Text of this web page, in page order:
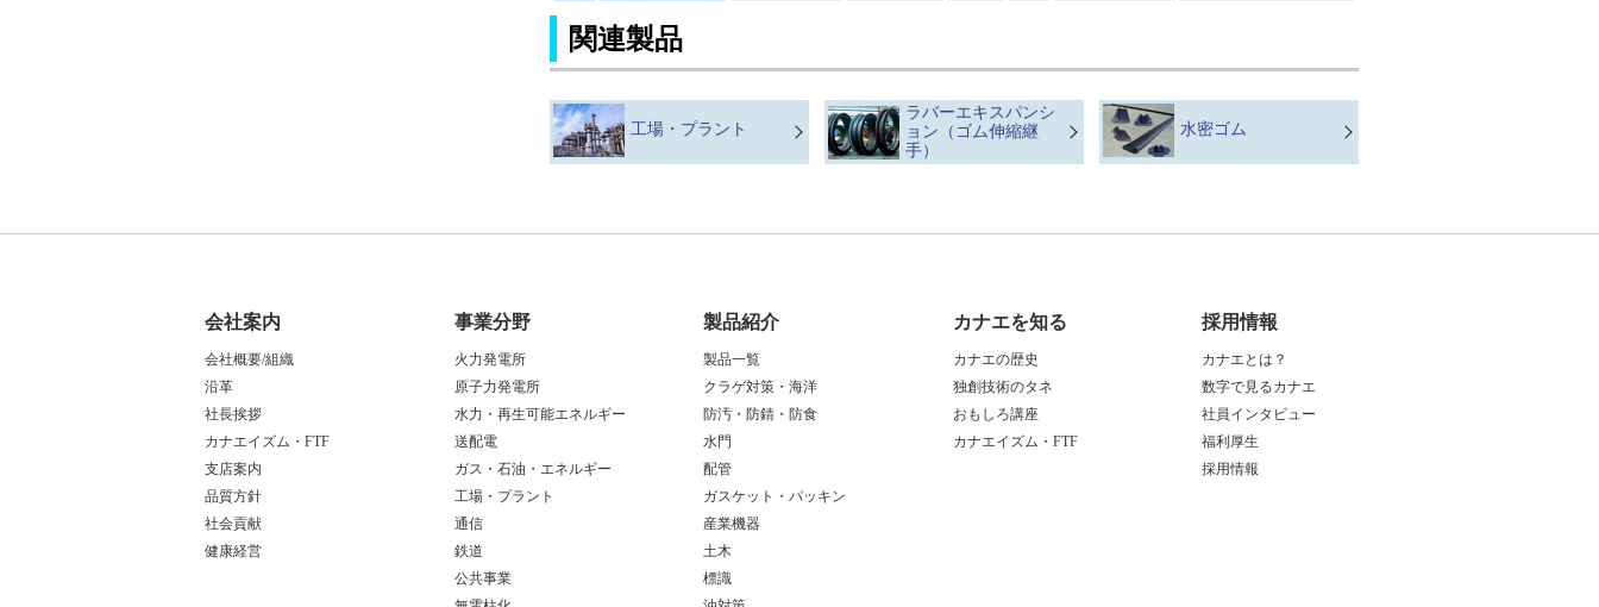
関連製品
工場・プラント
ラバーエキスパンシ
ョン（ゴム伸縮継
手）
水密ゴム
会社案内
会社概要/組織
沿革
社長挨拶
カナエイズム・FTF
支店案内
品質方針
社会貢献
健康経営
事業分野
火力発電所
原子力発電所
水力・再生可能エネルギー
送配電
ガス・石油・エネルギー
工場・プラント
通信
鉄道
公共事業
製品紹介
製品一覧
クラゲ対策・海洋
防汚・防錆・防食
水門
配管
ガスケット・パッキン
産業機器
土木
標識
カナエを知る
カナエの歴史
独創技術のタネ
おもしろ講座
カナエイズム・FTF
採用情報
カナエとは？
数字で見るカナエ
社員インタビュー
福利厚生
採用情報